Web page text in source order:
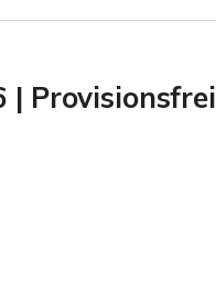
| Provisionsfrei